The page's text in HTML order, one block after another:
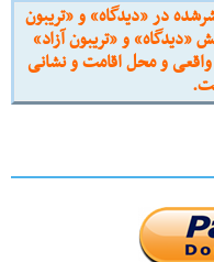
در «دیدگاه» و «تریبون
و «تریبون آزاد»
و محل اقامت و نشانی